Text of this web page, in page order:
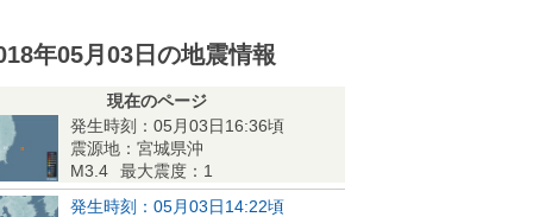
年05月03日の地震情報
現在のページ
発生時刻：05月03日16:36頃
震源地：宮城県沖
M3.4
最大震度：1
発生時刻：05月03日14:22頃